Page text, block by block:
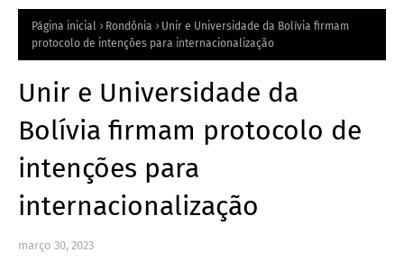
RPágina inicial Rondônia
Unir e Universidade da Bolívia firmam
protocolo de intenções para internacionalização
Unir e Universidade da
Bolívia firmam protocolo de
intenções para
internacionalização
março 30, 2023